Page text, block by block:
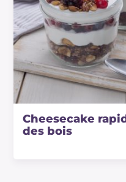
Cheesecake
des bois